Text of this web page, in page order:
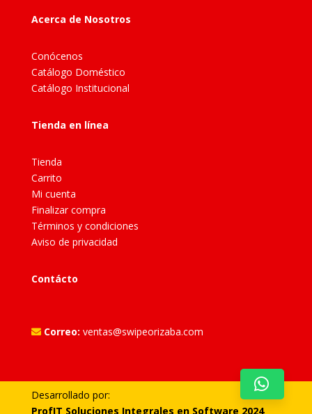
Acerca de Nosotros
Conócenos
Catálogo Doméstico
Catálogo Institucional
Tienda en línea
Tienda
Carrito
Mi cuenta
Finalizar compra
Términos y condiciones
Aviso de privacidad
Contácto
Correo: ventas@swipeorizaba.com
Desarrollado por:
ProfIT Soluciones Integrales en Software 2024